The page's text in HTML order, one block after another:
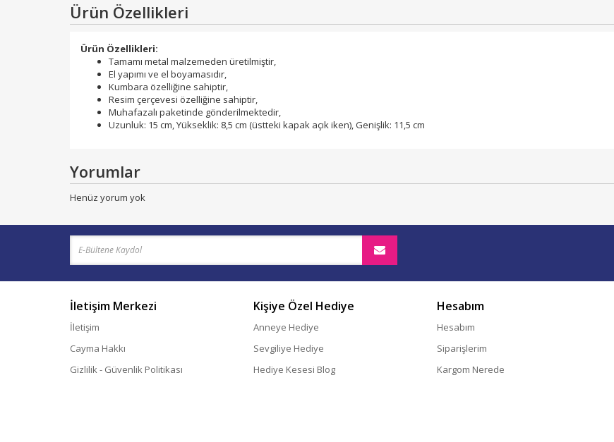
Ürün Özellikleri
Ürün Özellikleri:
Tamamı metal malzemeden üretilmiştir,
El yapımı ve el boyamasıdır,
Kumbara özelliğine sahiptir,
Resim çerçevesi özelliğine sahiptir,
Muhafazalı paketinde gönderilmektedir,
Uzunluk: 15 cm, Yükseklik: 8,5 cm (üstteki kapak açık iken), Genişlik: 11,5 cm
Yorumlar
Henüz yorum yok
İletişim Merkezi
İletişim
Cayma Hakkı
Gizlilik - Güvenlik Politikası
Kişiye Özel Hediye
Anneye Hediye
Sevgiliye Hediye
Hediye Kesesi Blog
Hesabım
Hesabım
Siparişlerim
Kargom Nerede